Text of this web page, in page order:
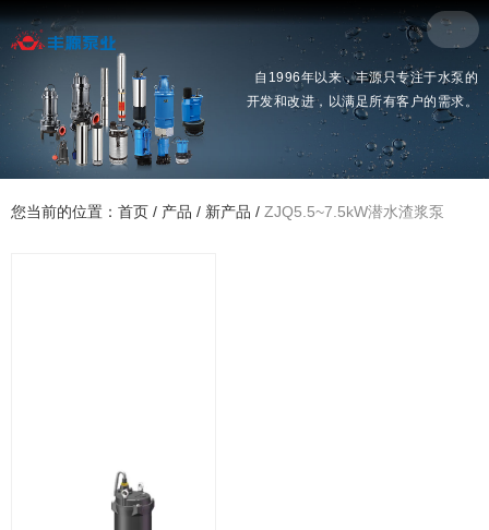
自1996年以来，丰源只专注于水泵的
开发和改进，以满足所有客户的需求。
您当前的位置：首页 / 产品 / 新产品 / ZJQ5.5~7.5kW潜水渣浆泵